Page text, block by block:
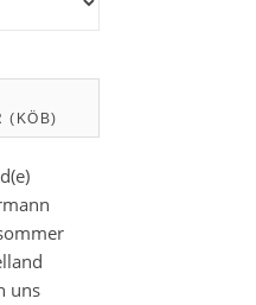
(KÖB)
uns